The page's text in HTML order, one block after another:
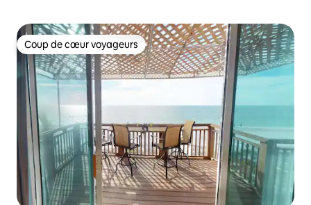
Coup de cœur voyageurs
Coup de cœur voyageurs